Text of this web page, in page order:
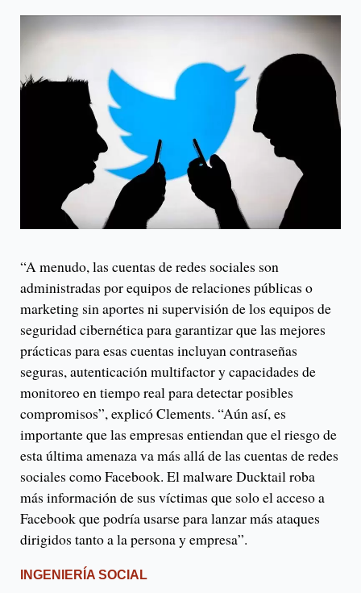
“A menudo, las cuentas de redes sociales son
administradas por equipos de relaciones públicas o
marketing sin aportes ni supervisión de los equipos de
seguridad cibernética para garantizar que las mejores
prácticas para esas cuentas incluyan contraseñas
seguras, autenticación multifactor y capacidades de
monitoreo en tiempo real para detectar posibles
compromisos”, explicó Clements. “Aún así, es
importante que las empresas entiendan que el riesgo de
esta última amenaza va más allá de las cuentas de redes
sociales como Facebook. El malware Ducktail roba
más información de sus víctimas que solo el acceso a
Facebook que podría usarse para lanzar más ataques
dirigidos tanto a la persona y empresa”.
INGENIERÍA SOCIAL